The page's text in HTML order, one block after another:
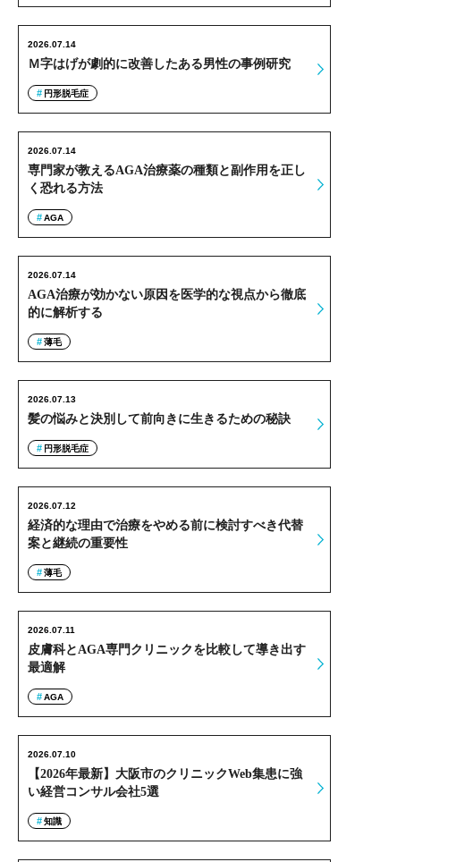
Ｍ字はげが劇的に改善したある男性の事例研究
2026.07.14
円形脱毛症
専門家が教えるAGA治療薬の種類と副作用を正し
く恐れる方法
2026.07.14
AGA
AGA治療が効かない原因を医学的な視点から徹底
的に解析する
2026.07.14
薄毛
髪の悩みと決別して前向きに生きるための秘訣
2026.07.13
円形脱毛症
経済的な理由で治療をやめる前に検討すべき代替
案と継続の重要性
2026.07.12
薄毛
皮膚科とAGA専門クリニックを比較して導き出す
最適解
2026.07.11
AGA
【2026年最新】大阪市のクリニックWeb集患に強
い経営コンサル会社5選
2026.07.10
知識